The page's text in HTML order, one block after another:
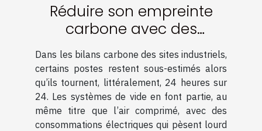
Réduire son empreinte
carbone avec des
solutions de vide
innovantes
Dans les bilans carbone des sites industriels,
certains postes restent sous-estimés alors
qu’ils tournent, littéralement, 24 heures sur
24. Les systèmes de vide en font partie, au
même titre que l’air comprimé, avec des
consommations électriques qui pèsent lourd